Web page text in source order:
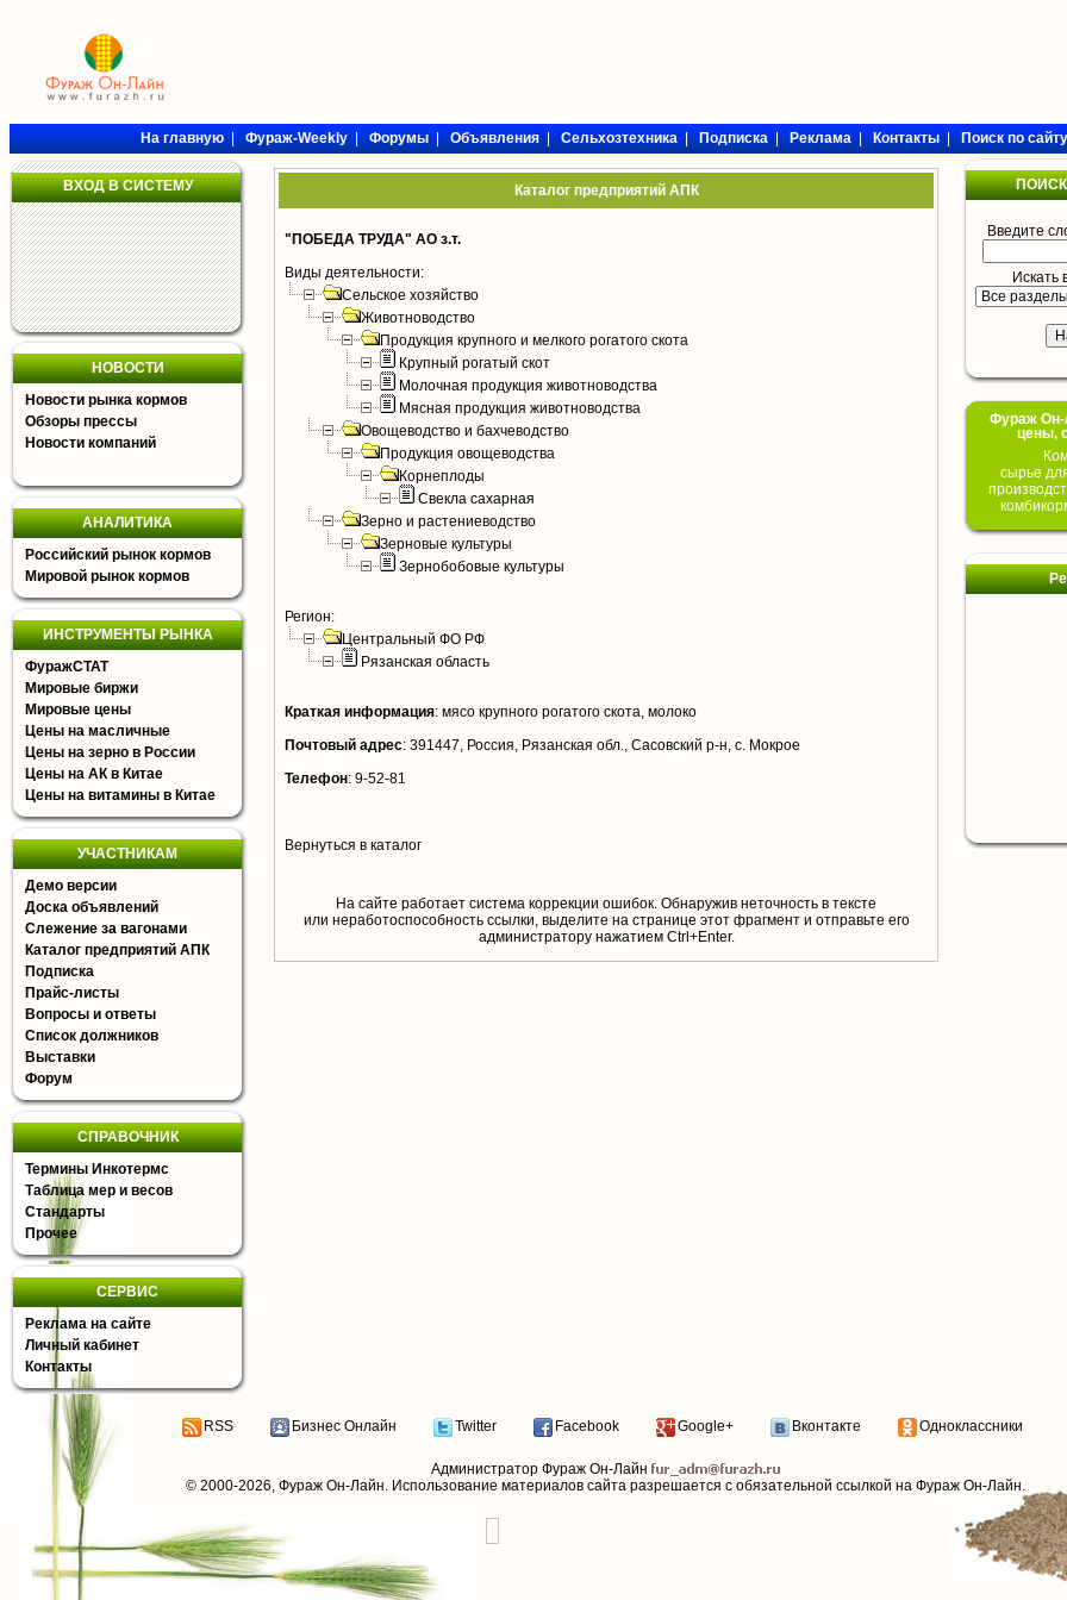
На главную|Фураж-Weekly|Форумы|Объявления|Сельхозтехника|Подписка|Реклама|Контакты|Поиск по сайту
ВХОД В СИСТЕМУ
НОВОСТИ
Новости рынка кормов
Обзоры прессы
Новости компаний
АНАЛИТИКА
Российский рынок кормов
Мировой рынок кормов
ИНСТРУМЕНТЫ РЫНКА
ФуражСТАТ
Мировые биржи
Мировые цены
Цены на масличные
Цены на зерно в России
Цены на АК в Китае
Цены на витамины в Китае
УЧАСТНИКАМ
Демо версии
Доска объявлений
Слежение за вагонами
Каталог предприятий АПК
Подписка
Прайс-листы
Вопросы и ответы
Список должников
Выставки
Форум
СПРАВОЧНИК
Термины Инкотермс
Таблица мер и весов
Стандарты
Прочее
СЕРВИС
Реклама на сайте
Личный кабинет
Контакты
Каталог предприятий АПК
"ПОБЕДА ТРУДА" АО з.т.
Виды деятельности:
Сельское хозяйство
Животноводство
Продукция крупного и мелкого рогатого скота
Крупный рогатый скот
Молочная продукция животноводства
Мясная продукция животноводства
Овощеводство и бахчеводство
Продукция овощеводства
Корнеплоды
Свекла сахарная
Зерно и растениеводство
Зерновые культуры
Зернобобовые культуры
Регион:
Центральный ФО РФ
Рязанская область
Краткая информация: мясо крупного рогатого скота, молоко
Почтовый адрес: 391447, Россия, Рязанская обл., Сасовский р-н, с. Мокрое
Телефон: 9-52-81
Вернуться в каталог
На сайте работает система коррекции ошибок. Обнаружив неточность в тексте
или неработоспособность ссылки, выделите на странице этот фрагмент и отправьте его
aдминистратору нажатием Ctrl+Enter.
Введите
Искать
Фураж Он-
цены,
сырье
RSS Бизнес Онлайн Twitter Facebook Google+ Вконтакте Одноклассники
Администратор Фураж Он-Лайн
© 2000-2026, Фураж Он-Лайн. Использование материалов сайта разрешается с обязательной ссылкой на Фураж Он-Лайн.